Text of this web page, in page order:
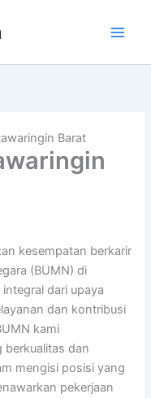
Barat
kesempatan berkarir
(BUMN) di
dari upaya
dan kontribusi
kami
berkualitas dan
mengisi posisi yang
pekerjaan